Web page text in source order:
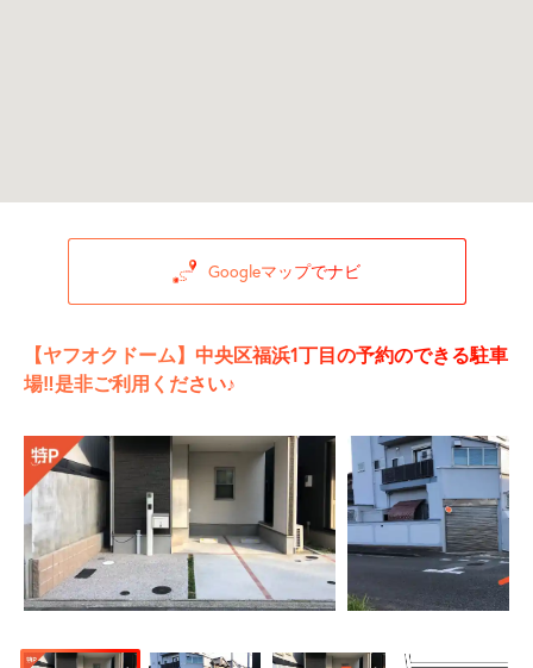
Googleマップでナビ
【ヤフオクドーム】中央区福浜1丁目の予約のできる駐車
場‼是非ご利用ください♪